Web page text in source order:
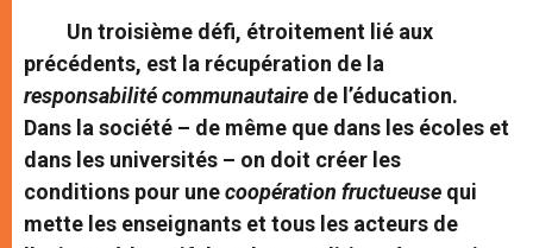
Un troisième défi, étroitement lié aux
précédents, est la récupération de la
responsabilité communautaire de l’éducation.
Dans la société – de même que dans les écoles et
dans les universités – on doit créer les
conditions pour unecoopération fructueuse qui
mette les enseignants et tous les acteurs de